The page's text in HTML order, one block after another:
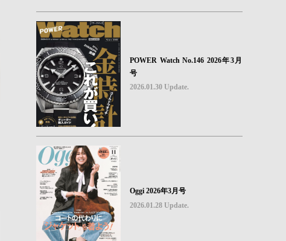
POWER Watch No.146 2026年3月
号
2026.01.30 Update.
Oggi 2026年3月号
2026.01.28 Update.